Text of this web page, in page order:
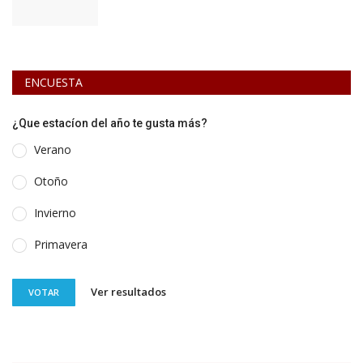
ENCUESTA
¿Que estacíon del año te gusta más?
Verano
Otoño
Invierno
Primavera
VOTAR Ver resultados